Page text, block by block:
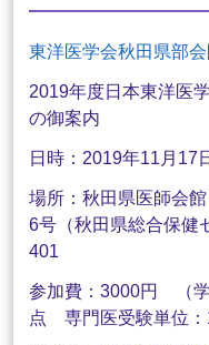
東洋医学会秋田県部
2019年度日本東洋医
の御案内
日時：2019年11月
場所：秋田県医師会
6号（秋田県総合保
401
参加費：3000円 （
点 専門医受験単位：